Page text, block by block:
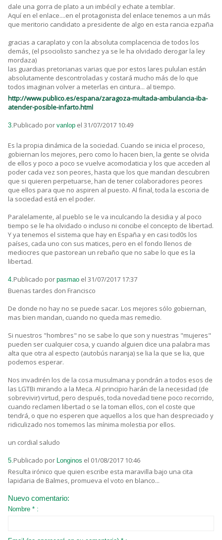
dale una gorra de plato a un imbécil y echate a temblar.
Aquí en el enlace....en el protagonista del enlace tenemos a un más
que meritorio candidato a presidente de algo en esta rancia ezpaña
gracias a caraplato y con la absoluta complacencia de todos los
demás, (el psociolisto sanchez ya se le ha olvidado derogar la ley
mordaza)
las guardias pretorianas varias que por estos lares pululan están
absolutamente descontroladas y costará mucho más de lo que
todos imaginan volver a meterlas en cintura... al tiempo.
http://www.publico.es/espana/zaragoza-multada-ambulancia-iba-
atender-posible-infarto.html
3. Publicado por vanlop el 31/07/2017 10:49
Es la propia dinámica de la sociedad. Cuando se inicia el proceso,
gobiernan los mejores, pero como lo hacen bien, la gente se olvida
de ellos y poco a poco se vuelve acomodaticia y los que acceden al
poder cada vez son peores, hasta que los que mandan descubren
que si quieren perpetuarse, han de tener colaboradores peores
que ellos para que no aspiren al puesto. Al final, toda la escoria de
la sociedad está en el poder.
Paralelamente, al pueblo se le va inculcando la desidia y al poco
tiempo se le ha olvidado o incluso ni concibe el concepto de libertad.
Y ya tenemos el sistema que hay en España y en casi tod0s los
países, cada uno con sus matices, pero en el fondo llenos de
mediocres que pastorean un rebaño que no sabe lo que es la
libertad.
4. Publicado por pasmao el 31/07/2017 17:37
Buenas tardes don Francisco
De donde no hay no se puede sacar. Los mejores sólo gobiernan,
mas bien mandan, cuando no queda mas remedio.
Si nuestros "hombres" no se sabe lo que son y nuestras "mujeres"
pueden ser cualquier cosa, y cuando alguien dice una palabra mas
alta que otra al especto (autobús naranja) se lia la que se lia, que
podemos esperar.
Nos invadirén los de la cosa musulmana y pondrán a todos esos de
las LGTBi mirando a la Meca. Al principio harán de la necesidad (de
sobrevivir) virtud, pero después, toda novedad tiene poco recorrido,
cuando reclamen libertad o se la toman ellos, con el coste que
tendrá, o que no esperen que aquellos a los que han despreciado y
ridiculizado nos tomemos las mínima molestia por ellos.
un cordial saludo
5. Publicado por Longinos el 01/08/2017 10:46
Resulta irónico que quien escribe esta maravilla bajo una cita
lapidaria de Balmes, promueva el voto en blanco...
Nuevo comentario:
Nombre * :